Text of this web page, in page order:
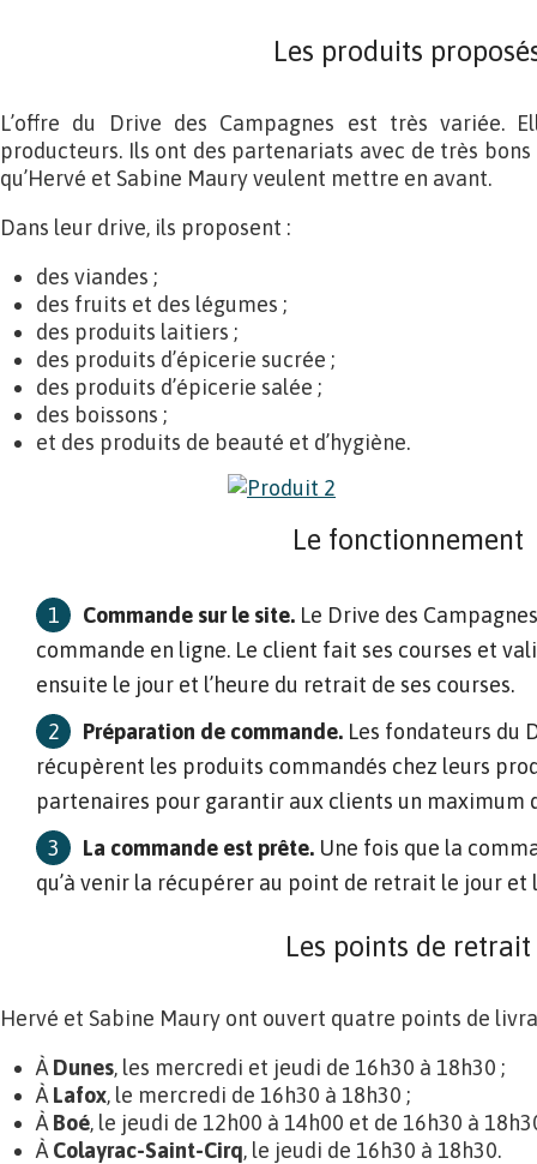
Les produits
L’offre du Drive des Campagnes est très variée.
producteurs. Ils ont des partenariats avec de très
qu’Hervé et Sabine Maury veulent mettre en avant.
Dans leur drive, ils proposent :
des viandes ;
des fruits et des légumes ;
des produits laitiers ;
des produits d’épicerie sucrée ;
des produits d’épicerie salée ;
des boissons ;
et des produits de beauté et d’hygiène.
Le fonctionnement
Commande sur le site. Le Drive des
commande en ligne. Le client fait ses courses et
ensuite le jour et l’heure du retrait de ses courses.
Préparation de commande. Les fondateurs du
récupèrent les produits commandés chez leurs
partenaires pour garantir aux clients un maximum
La commande est prête. Une fois que la
qu’à venir la récupérer au point de retrait le jour et
Les points de retrait
Hervé et Sabine Maury ont ouvert quatre points de
À Dunes, les mercredi et jeudi de 16h30 à 18h30 ;
À Lafox, le mercredi de 16h30 à 18h30 ;
À Boé, le jeudi de 12h00 à 14h00 et de 16h30 à
À Colayrac-Saint-Cirq, le jeudi de 16h30 à 18h30.